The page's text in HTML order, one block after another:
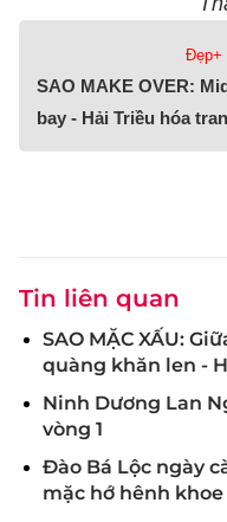
Đẹp+
SAO MAKE OVER:
bay - Hải Triều hóa
Tin liên quan
SAO MẶC XẤU:
quàng khăn len -
Ninh Dương Lan
vòng 1
Đào Bá Lộc ngày
mặc hớ hênh